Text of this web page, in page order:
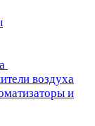
воздуха
и